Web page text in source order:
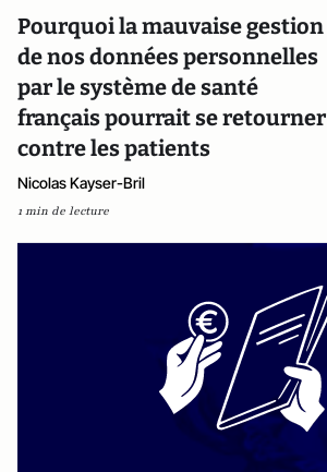
Pourquoi la mauvaise gestion
de nos données personnelles
par le système de santé
français pourrait se retourner
contre les patients
Nicolas Kayser-Bril
1 min de lecture